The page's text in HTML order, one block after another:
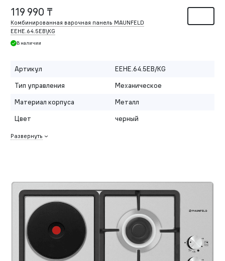
119 990 ₸
Комбинированная варочная панель MAUNFELD
EEHE.64.5EB\KG
В наличии
Артикул
EEHE.64.5EB/KG
Тип управления
Механическое
Материал корпуса
Металл
Цвет
черный
Развернуть